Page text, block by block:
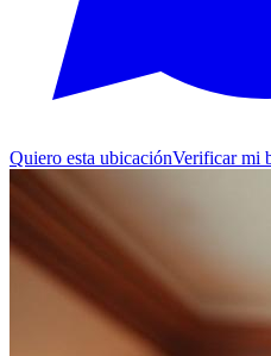
Quiero esta ubicaciónVerificar mi